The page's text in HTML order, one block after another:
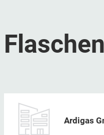
Ardigas